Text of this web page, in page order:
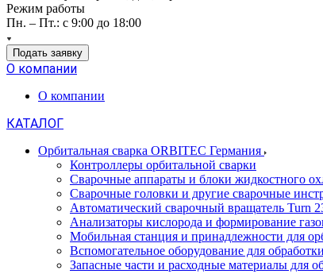
Режим работы
Пн. – Пт.: с 9:00 до 18:00
Подать заявку
О компании
О компании
КАТАЛОГ
Орбитальная сварка ORBITEC Германия
Контроллеры орбитальной сварки
Сварочные аппараты и блоки жидкостного
Сварочные головки и другие сварочные
Автоматический сварочный вращатель Turn
Анализаторы кислорода и формирование
Мобильная станция и принадлежности для
Вспомогательное оборудование для
Запасные части и расходные материалы для